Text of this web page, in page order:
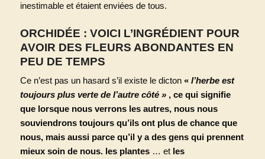
inestimable et étaient enviées de tous.
ORCHIDÉE : VOICI L’INGRÉDIENT POUR
AVOIR DES FLEURS ABONDANTES EN
PEU DE TEMPS
Ce n’est pas un hasard s’il existe le dicton«l’herbe est
toujours plus verte de l’autre côté » , ce qui signifie
que lorsque nous verrons les autres, nous nous
souviendrons toujours qu’ils ont plus de chance que
nous, mais aussi parce qu’il y a des gens qui prennent
mieux soin de nous. les plantes … et les